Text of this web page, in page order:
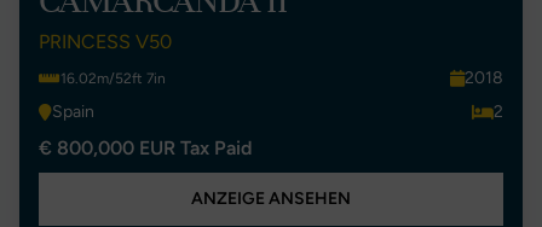
PRINCESS V50
16.02m/52ft 7in
2018
Spain
2
€ 800,000 EUR Tax Paid
ANZEIGE ANSEHEN